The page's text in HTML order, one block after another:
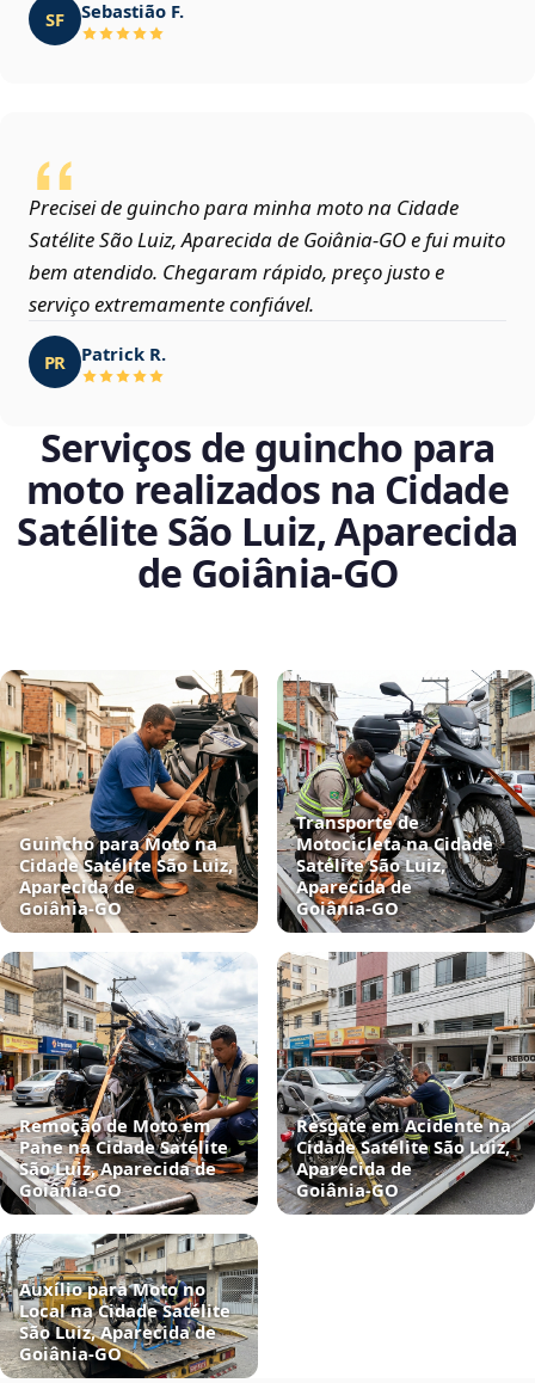
SF Sebastião F.
Precisei de guincho para minha moto na Cidade
Satélite São Luiz, Aparecida de Goiânia‑GO e fui muito
bem atendido. Chegaram rápido, preço justo e
serviço extremamente confiável.
PR Patrick R.
Serviços de guincho para
moto realizados na Cidade
Satélite São Luiz, Aparecida
de Goiânia‑GO
Guincho para Moto na
Cidade Satélite São Luiz,
Aparecida de
Goiânia‑GO
Transporte de
Motocicleta na Cidade
Satélite São Luiz,
Aparecida de
Goiânia‑GO
Remoção de Moto em
Pane na Cidade Satélite
São Luiz, Aparecida de
Goiânia‑GO
Resgate em Acidente na
Cidade Satélite São Luiz,
Aparecida de
Goiânia‑GO
Auxílio para Moto no
Local na Cidade Satélite
São Luiz, Aparecida de
Goiânia‑GO